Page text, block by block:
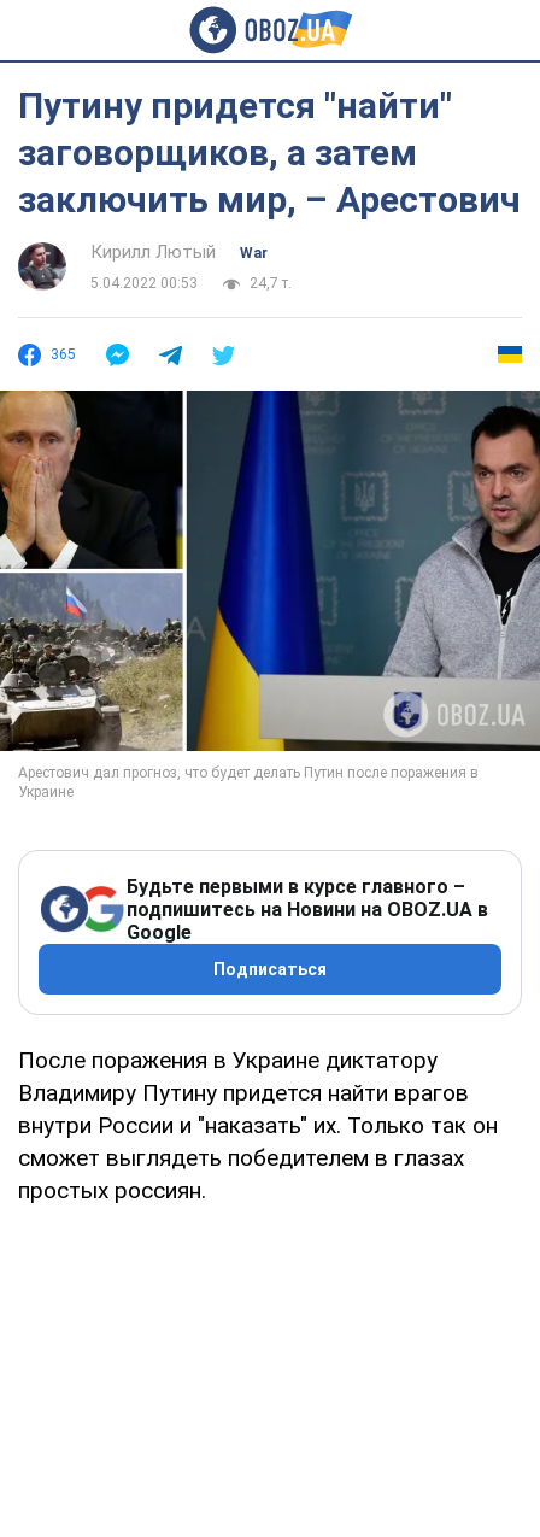
Путину придется "найти"
заговорщиков, а затем
заключить мир, – Арестович
Кирилл Лютый
War
5.04.2022 00:53
24,7 т.
365
Будьте первыми в курсе главного –
подпишитесь на Новини на OBOZ.UA в
Google
Подписаться
После поражения в Украине диктатору
Владимиру Путину придется найти врагов
внутри России и "наказать" их. Только так он
сможет выглядеть победителем в глазах
простых россиян.